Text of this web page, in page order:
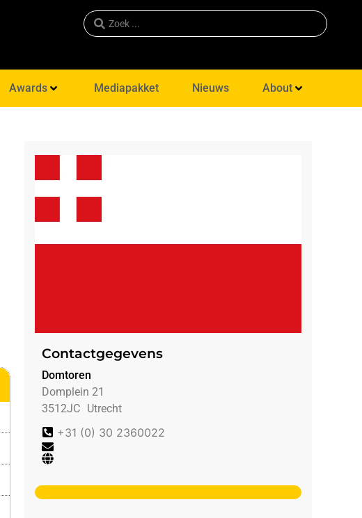
Awards Mediapakket Nieuws About
Contactgegevens
Domtoren
Domplein 21
3512JC Utrecht
+31 (0) 30 2360022